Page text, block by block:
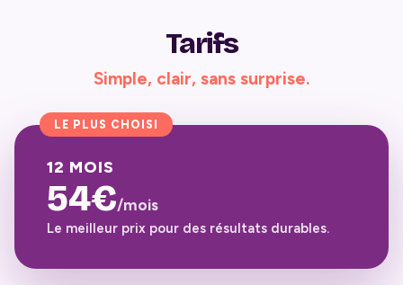
Tarifs
Simple, clair, sans surprise.
LE PLUS CHOISI
12 MOIS
54€/mois
Le meilleur prix pour des résultats durables.